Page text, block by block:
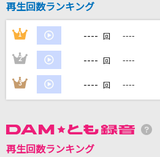
紅蓮の弓矢
Linked Horizon
ロマンティックあげるよ
橋本潮
L'Arc-en-Ciel
再生回数ランキング
1 ---- 回 ----
2 ---- 回 ----
3 ---- 回 ----
再生回数ランキング